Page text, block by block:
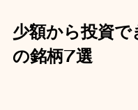
少額から投資で
の銘柄7選